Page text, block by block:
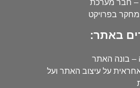
– חבר מערכת
מחקר בפרויקט
באתר:
– בונה האתר
על עיצוב האתר ועל